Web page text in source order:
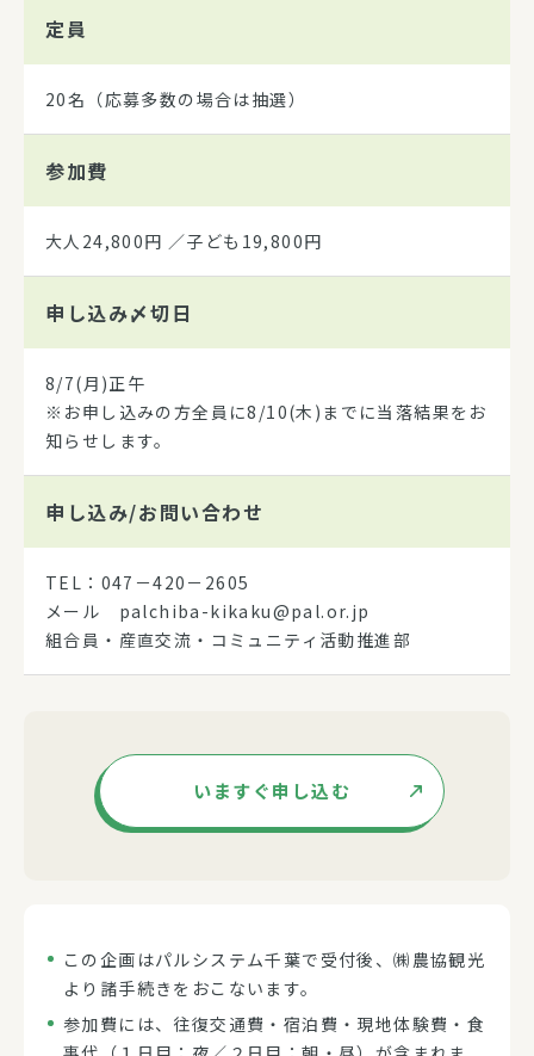
定員
20名（応募多数の場合は抽選）
参加費
大人24,800円 ／子ども19,800円
申し込み〆切日
8/7(月)正午
※お申し込みの方全員に8/10(木)までに当落結果をお
知らせします。
申し込み/お問い合わせ
TEL：047－420－2605
メール palchiba-kikaku@pal.or.jp
組合員・産直交流・コミュニティ活動推進部
いますぐ申し込む
この企画はパルシステム千葉で受付後、㈱農協観光
より諸手続きをおこないます。
参加費には、往復交通費・宿泊費・現地体験費・食